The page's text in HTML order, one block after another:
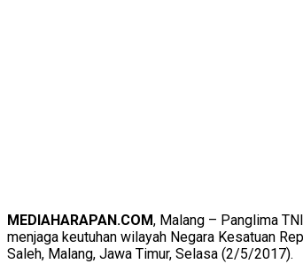
MEDIAHARAPAN.COM, Malang – Panglima
menjaga keutuhan wilayah Negara Kesatuan
Saleh, Malang, Jawa Timur, Selasa (2/5/2017).